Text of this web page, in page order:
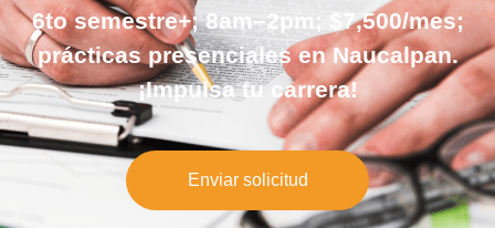
6to semestre+; 8am–2pm; $7,500/mes;
prácticas presenciales en Naucalpan.
¡Impulsa tu carrera!
Enviar solicitud